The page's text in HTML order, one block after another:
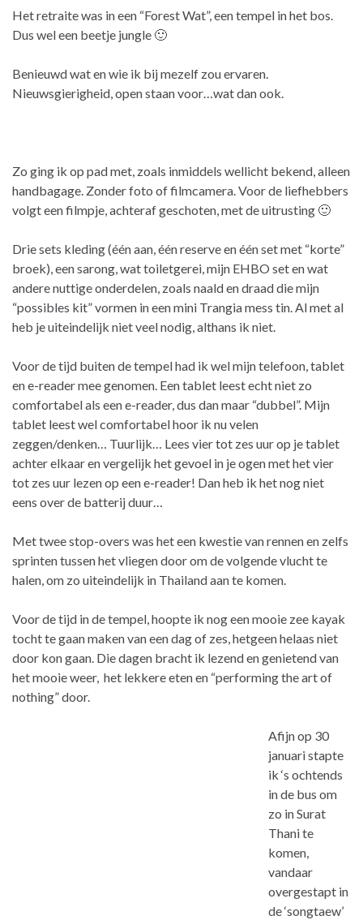
Het retraite was in een “Forest Wat”, een tempel in het bos.
Dus wel een beetje jungle 🙂
Benieuwd wat en wie ik bij mezelf zou ervaren.
Nieuwsgierigheid, open staan voor…wat dan ook.
Zo ging ik op pad met, zoals inmiddels wellicht bekend, alleen
handbagage. Zonder foto of filmcamera. Voor de liefhebbers
volgt een filmpje, achteraf geschoten, met de uitrusting 🙂
Drie sets kleding (één aan, één reserve en één set met “korte”
broek), een sarong, wat toiletgerei, mijn EHBO set en wat
andere nuttige onderdelen, zoals naald en draad die mijn
“possibles kit” vormen in een mini Trangia mess tin. Al met al
heb je uiteindelijk niet veel nodig, althans ik niet.
Voor de tijd buiten de tempel had ik wel mijn telefoon, tablet
en e-reader mee genomen. Een tablet leest echt niet zo
comfortabel als een e-reader, dus dan maar “dubbel”. Mijn
tablet leest wel comfortabel hoor ik nu velen
zeggen/denken… Tuurlijk… Lees vier tot zes uur op je tablet
achter elkaar en vergelijk het gevoel in je ogen met het vier
tot zes uur lezen op een e-reader! Dan heb ik het nog niet
eens over de batterij duur…
Met twee stop-overs was het een kwestie van rennen en zelfs
sprinten tussen het vliegen door om de volgende vlucht te
halen, om zo uiteindelijk in Thailand aan te komen.
Voor de tijd in de tempel, hoopte ik nog een mooie zee kayak
tocht te gaan maken van een dag of zes, hetgeen helaas niet
door kon gaan. Die dagen bracht ik lezend en genietend van
het mooie weer, het lekkere eten en “performing the art of
nothing” door.
Afijn op 30
januari stapte
ik ‘s ochtends
in de bus om
zo in Surat
Thani te
komen,
vandaar
overgestapt in
de ‘songtaew’